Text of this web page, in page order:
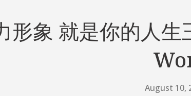
形象 就是你的人
August 10,